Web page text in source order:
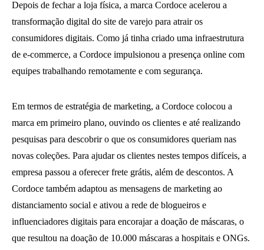
Depois de fechar a loja física, a marca Cordoce acelerou a
transformação digital do site de varejo para atrair os
consumidores digitais. Como já tinha criado uma infraestrutura
de e-commerce, a Cordoce impulsionou a presença online com
equipes trabalhando remotamente e com segurança.
Em termos de estratégia de marketing, a Cordoce colocou a
marca em primeiro plano, ouvindo os clientes e até realizando
pesquisas para descobrir o que os consumidores queriam nas
novas coleções. Para ajudar os clientes nestes tempos difíceis, a
empresa passou a oferecer frete grátis, além de descontos. A
Cordoce também adaptou as mensagens de marketing ao
distanciamento social e ativou a rede de blogueiros e
influenciadores digitais para encorajar a doação de máscaras, o
que resultou na doação de 10.000 máscaras a hospitais e ONGs.